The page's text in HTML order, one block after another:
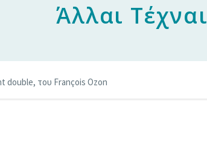
Άλλαι Τέχναι
double, του François Ozon